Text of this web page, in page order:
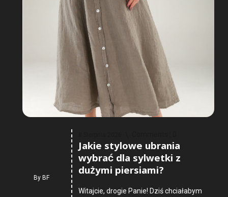
ByBF
Jakie stylowe ubrania
wybrać dla sylwetki z
dużymi piersiami?
Witajcie, drogie Panie! Dziś chciałabym